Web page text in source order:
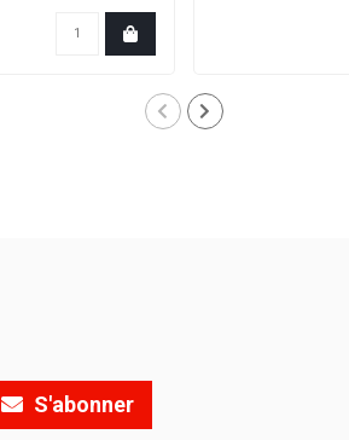
S'abonner